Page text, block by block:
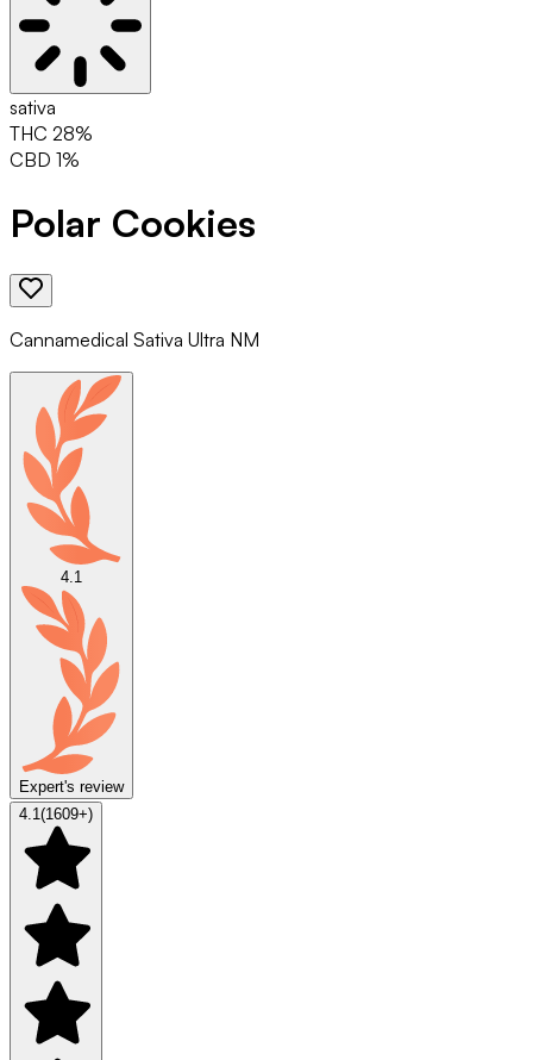
sativa
THC 28%
CBD 1%
Polar Cookies
Cannamedical Sativa Ultra NM
4.1
Expert's review
4.1(1609+)